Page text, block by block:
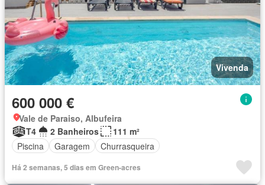
Vivenda
600 000 €
Vale de Paraiso, Albufeira
T4
2 Banheiros
111 m²
Piscina
Garagem Churrasqueira
Há 2 semanas, 5 dias em Green-acres